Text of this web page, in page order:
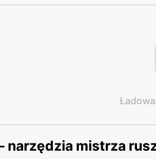
narzędzia mistrza